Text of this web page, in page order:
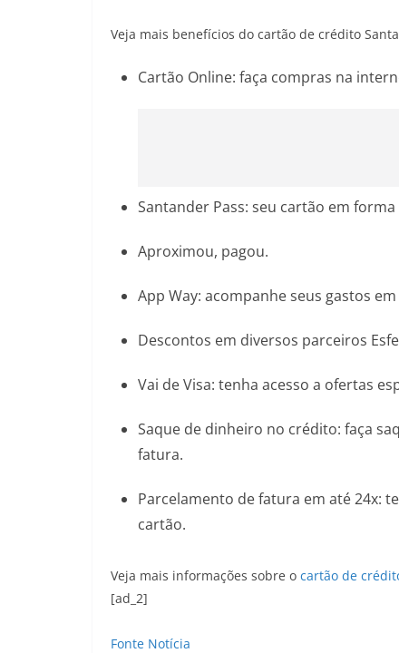
Veja mais benefícios do cartão de crédito
Cartão Online: faça compras na
Santander Pass: seu cartão em
Aproximou, pagou.
App Way: acompanhe seus gastos
Descontos em diversos parceiros
Vai de Visa: tenha acesso a ofertas
Saque de dinheiro no crédito: faça
fatura.
Parcelamento de fatura em até 24x:
cartão.
Veja mais informações sobre o cartão de
[ad_2]
Fonte Notícia